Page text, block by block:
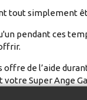
tout simplement
pendant ces
offre de l’aide
votre Super Ange